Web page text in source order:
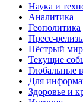
Наука и
Аналитика
Геополитика
Пресс-
Пёстрый мир
Текущие
Глобальные
Для
Здоровье и